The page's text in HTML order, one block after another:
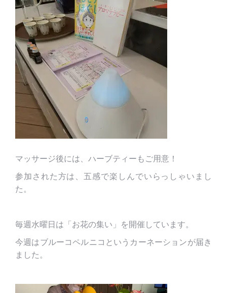
マッサージ後には、ハーブティーもご用意！
参加された方は、五感で楽しんでいらっしゃいまし
た。
毎週水曜日は「お花の集い」を開催しています。
今週はブルーコペルニコというカーネーションが届き
ました。